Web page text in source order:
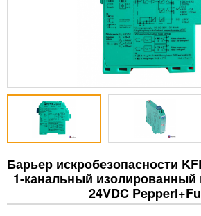
Барьер искробезопасности
1-канальный
24VDC